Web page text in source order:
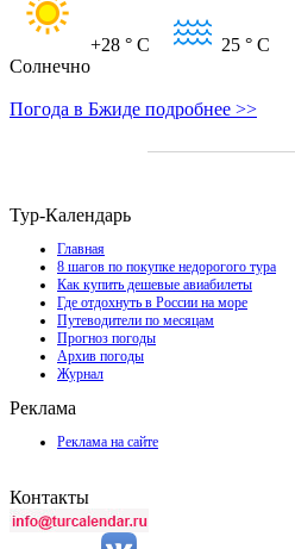
+28 ° C 25 ° C
Солнечно
Погода в Бжиде подробнее >>
Тур-Календарь
Главная
8 шагов по покупке недорогого тура
Как купить дешевые авиабилеты
Где отдохнуть в России на море
Путеводители по месяцам
Прогноз погоды
Архив погоды
Журнал
Реклама
Реклама на сайте
Контакты